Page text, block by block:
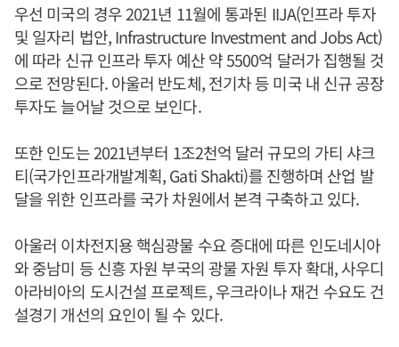
우선 미국의 경우 2021년 11월에 통과된 IIJA(인프라 투자
및 일자리 법안, Infrastructure Investment and Jobs Act)
에 따라 신규 인프라 투자 예산 약 5500억 달러가 집행될 것
으로 전망된다. 아울러 반도체, 전기차 등 미국 내 신규 공장
투자도 늘어날 것으로 보인다.
또한 인도는 2021년부터 1조2천억 달러 규모의 가티 샤크
티(국가인프라개발계획, Gati Shakti)를 진행하며 산업 발
달을 위한 인프라를 국가 차원에서 본격 구축하고 있다.
아울러 이차전지용 핵심광물 수요 증대에 따른 인도네시아
와 중남미 등 신흥 자원 부국의 광물 자원 투자 확대, 사우디
아라비아의 도시건설 프로젝트, 우크라이나 재건 수요도 건
설경기 개선의 요인이 될 수 있다.